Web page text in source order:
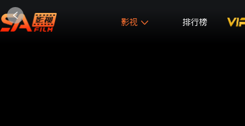
影视 排行榜